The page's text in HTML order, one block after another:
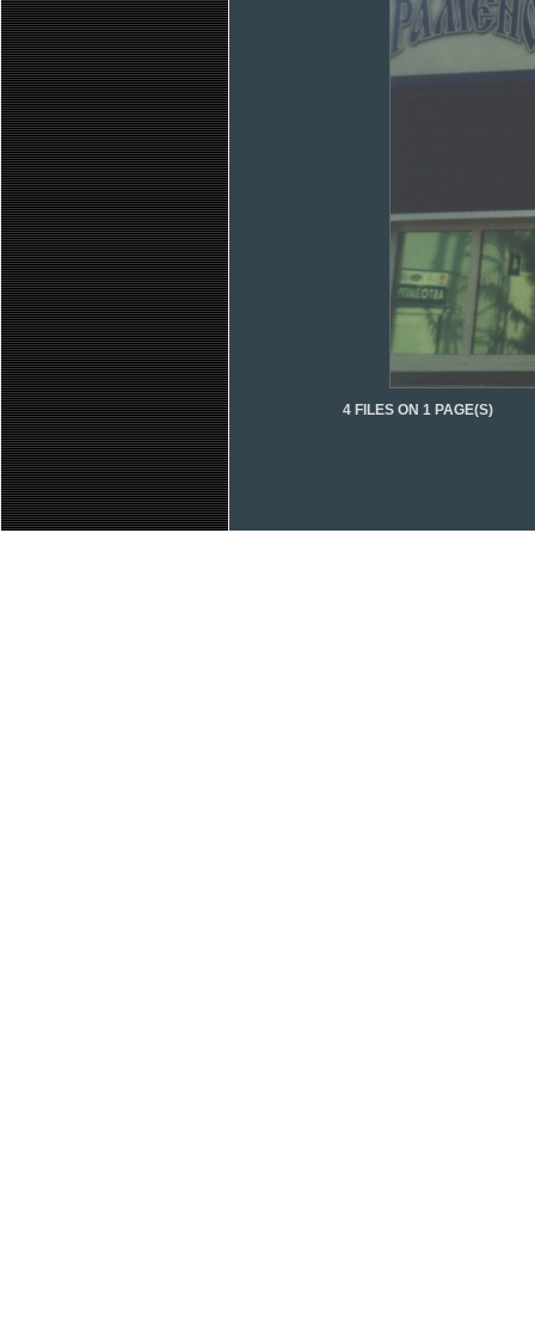
4 FILES ON 1 PAGE(S)